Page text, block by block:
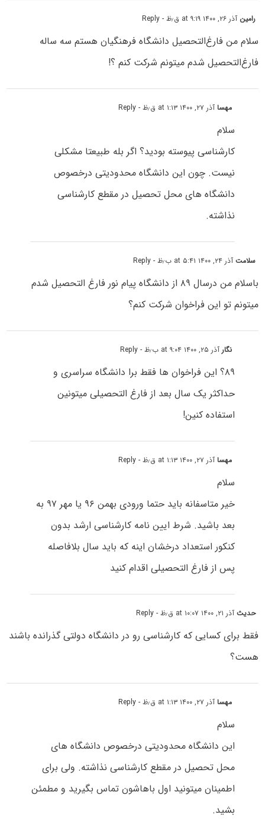
رامین آذر ۲۶, ۱۴۰۰ at ۹:۱۹ ق٫ظ - Reply
سلام من فارغ‌التحصیل دانشگاه فرهنگیان هستم سه ساله
فارغ‌التحصیل شدم میتونم شرکت کنم ؟!
مهساآذر ۲۷, ۱۴۰۰ at ۱:۱۳ ق٫ظ - Reply
سلام
کارشناسی پیوسته بودید؟ اگر بله طبیعتا مشکلی
نیست. چون این دانشگاه محدودیتی درخصوص
دانشگاه های محل تحصیل در مقطع کارشناسی
نذاشته.
سلامتآذر ۲۴, ۱۴۰۰ at ۵:۴۱ ب٫ظ - Reply
باسلام من درسال ۸۹ از دانشگاه پیام نور فارغ التحصیل شدم
میتونم تو این فراخوان شرکت کنم؟
نگار آذر ۲۵, ۱۴۰۰ at ۹:۰۴ ب٫ظ - Reply
۸۹؟ این فراخوان ها فقط برا دانشگاه سراسری و
حداکثر یک سال بعد از فارغ التحصیلی میتونین
استفاده کنین!
مهساآذر ۲۷, ۱۴۰۰ at ۱:۱۳ ق٫ظ - Reply
سلام
خیر متاسفانه باید حتما ورودی بهمن ۹۶ یا مهر ۹۷ به
بعد باشید. شرط ایین نامه کارشناسی ارشد بدون
کنکور استعداد درخشان اینه که باید سال بلافاصله
پس از فارغ التحصیلی اقدام کنید
حدیثآذر ۲۱, ۱۴۰۰ at ۱۰:۰۷ ق٫ظ - Reply
فقط برای کسایی که کارشناسی رو در دانشگاه دولتی گذرانده باشند
هست؟
مهساآذر ۲۷, ۱۴۰۰ at ۱:۱۳ ق٫ظ - Reply
سلام
این دانشگاه محدودیتی درخصوص دانشگاه های
محل تحصیل در مقطع کارشناسی نذاشته. ولی برای
اطمینان میتونید اول باهاشون تماس بگیرید و مطمئن
بشید.